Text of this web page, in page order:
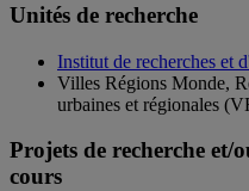
Unités de recherche
Institut de recherches et
Villes Régions Monde,
urbaines et régionales
Projets de recherche et/
cours